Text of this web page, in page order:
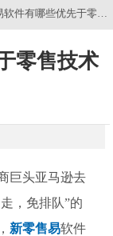
软件有哪些优先于零售
零售技术
巨头亚马逊去
，免排队”的
新零售易软件